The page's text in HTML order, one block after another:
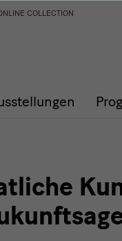
COLLECTION